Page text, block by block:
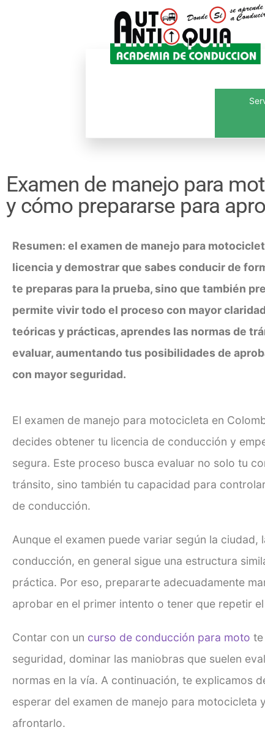
Examen de manejo para
y cómo prepararse para
Resumen: el examen de manejo para
licencia y demostrar que sabes conducir de
te preparas para la prueba, sino que también
permite vivir todo el proceso con mayor
teóricas y prácticas, aprendes las normas de
evaluar, aumentando tus posibilidades de
con mayor seguridad.
El examen de manejo para motocicleta en
decides obtener tu licencia de conducción y
segura. Este proceso busca evaluar no solo tu
tránsito, sino también tu capacidad para
de conducción.
Aunque el examen puede variar según la
conducción, en general sigue una estructura
práctica. Por eso, prepararte adecuadamente
aprobar en el primer intento o tener que repetir
Contar con un curso de conducción para moto
seguridad, dominar las maniobras que suelen
normas en la vía. A continuación, te explicamos
esperar del examen de manejo para motocicleta
afrontarlo.